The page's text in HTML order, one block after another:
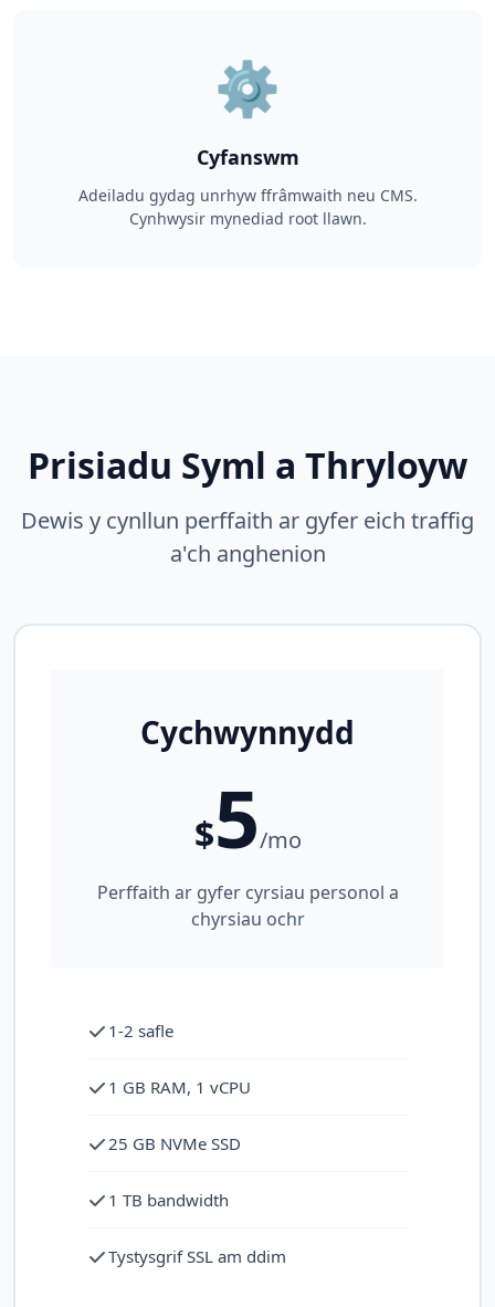
⚙️
Cyfanswm
Adeiladu gydag unrhyw ffrâmwaith neu CMS.
Cynhwysir mynediad root llawn.
Prisiadu Syml a Thryloyw
Dewis y cynllun perffaith ar gyfer eich traffig
a'ch anghenion
Cychwynnydd
$5/mo
Perffaith ar gyfer cyrsiau personol a
chyrsiau ochr
1-2 safle
1 GB RAM, 1 vCPU
25 GB NVMe SSD
1 TB bandwidth
Tystysgrif SSL am ddim